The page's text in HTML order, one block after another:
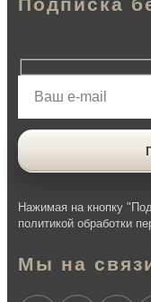
Мы на
Подписка
Нажимая на кнопку
политикой обработки